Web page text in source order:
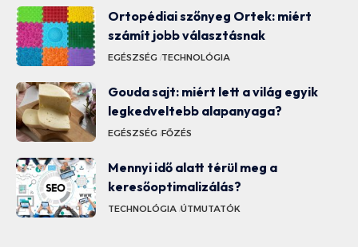
Ortopédiai szőnyeg Ortek: miért
számít jobb választásnak
EGÉSZSÉG TECHNOLÓGIA
Gouda sajt: miért lett a világ egyik
legkedveltebb alapanyaga?
EGÉSZSÉG FŐZÉS
Mennyi idő alatt térül meg a
keresőoptimalizálás?
TECHNOLÓGIA ÚTMUTATÓK